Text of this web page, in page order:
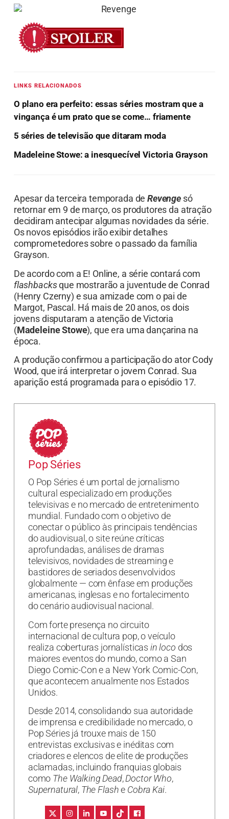
LINKS RELACIONADOS
O plano era perfeito: essas séries mostram que a
vingança é um prato que se come… friamente
5 séries de televisão que ditaram moda
Madeleine Stowe: a inesquecível Victoria Grayson
Apesar da terceira temporada deRevenge só
retornar em 9 de março, os produtores da atração
decidiram antecipar algumas novidades da série.
Os novos episódios irão exibir detalhes
comprometedores sobre o passado da família
Grayson.
De acordo com a E! Online, a série contará com
flashbacksque mostrarão a juventude de Conrad
(Henry Czerny) e sua amizade com o pai de
Margot, Pascal. Há mais de 20 anos, os dois
jovens disputaram a atenção de Victoria
(Madeleine Stowe), que era uma dançarina na
época.
A produção confirmou a participação do ator Cody
Wood, que irá interpretar o jovem Conrad. Sua
aparição está programada para o episódio 17.
Pop Séries
O Pop Séries é um portal de jornalismo
cultural especializado em produções
televisivas e no mercado de entretenimento
mundial. Fundado com o objetivo de
conectar o público às principais tendências
do audiovisual, o site reúne críticas
aprofundadas, análises de dramas
televisivos, novidades de streaming e
bastidores de seriados desenvolvidos
globalmente — com ênfase em produções
americanas, inglesas e no fortalecimento
do cenário audiovisual nacional.
Com forte presença no circuito
internacional de cultura pop, o veículo
realiza coberturas jornalísticas in loco dos
maiores eventos do mundo, como a San
Diego Comic-Con e a New York Comic-Con,
que acontecem anualmente nos Estados
Unidos.
Desde 2014, consolidando sua autoridade
de imprensa e credibilidade no mercado, o
Pop Séries já trouxe mais de 150
entrevistas exclusivas e inéditas com
criadores e elencos de elite de produções
aclamadas, incluindo franquias globais
como The Walking Dead,Doctor Who,
Supernatural, The Flashe Cobra Kai.